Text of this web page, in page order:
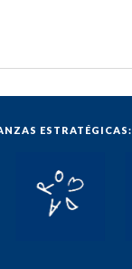
ESTRATÉGICAS: